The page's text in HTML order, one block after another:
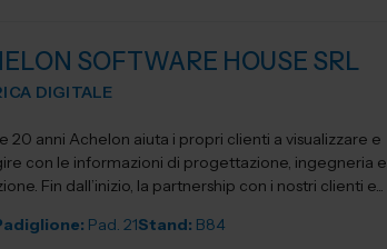
SOFTWARE HOUSE SRL
DIGITALE
20 anni Achelon aiuta i propri clienti a visualizzare e
con le informazioni di progettazione, ingegneria e
Fin dall’inizio, la partnership con i nostri clienti e...
Pad. 21Stand: B84